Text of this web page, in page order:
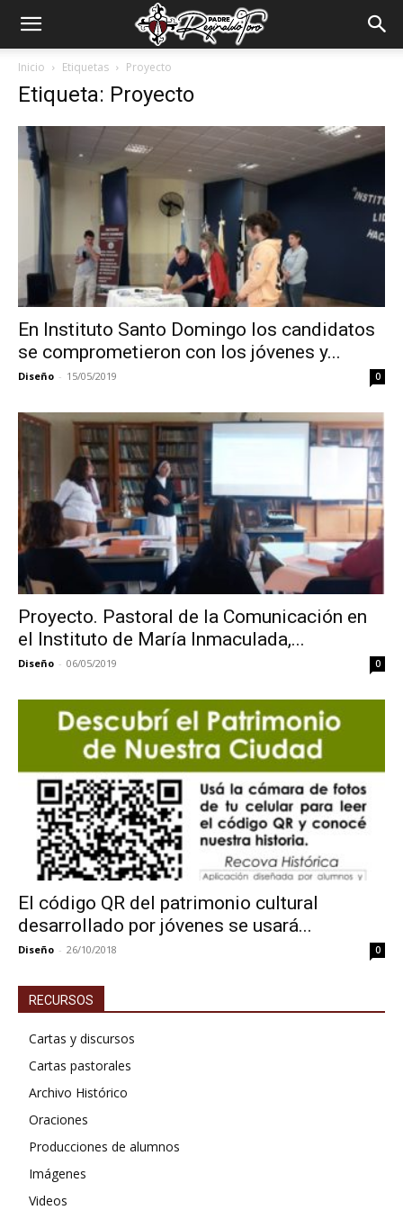
Padre
Reginaldo
Inicio Etiquetas Proyecto
Etiqueta: Proyecto
En Instituto Santo Domingo los candidatos
se comprometieron con los jóvenes y...
Diseño - 15/05/2019 0
Proyecto. Pastoral de la Comunicación en
el Instituto de María Inmaculada,...
Diseño - 06/05/2019 0
El código QR del patrimonio cultural
desarrollado por jóvenes se usará...
Diseño - 26/10/2018 0
RECURSOS
Cartas y discursos
Cartas pastorales
Archivo Histórico
Oraciones
Producciones de alumnos
Imágenes
Videos